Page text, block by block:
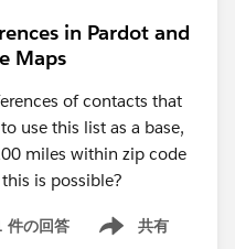
in Pardot and
Maps
of contacts that
use this list as a base,
miles within zip code
is possible?
件の回答 共有
Show menu